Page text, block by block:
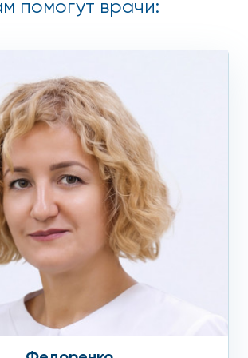
стопы.
аномалии развития.
ткани.
дегенеративные изменения.
помогут врачи: